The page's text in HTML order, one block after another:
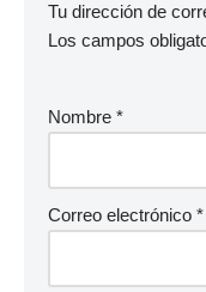
Tu dirección de
Los campos
Nombre *
Correo electrónico *